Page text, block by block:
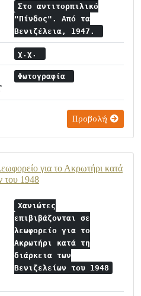
Στο αντιτορπιλικό
"Πίνδος". Από τα
Βενιζέλεια, 1947.
χ.χ.
Φωτογραφία
Προβολή
για το Ακρωτήρι κατά
του 1948
Χανιώτες
επιβιβάζονται σε
λεωφορείο για το
Ακρωτήρι κατά τη
διάρκεια των
Βενιζελείων του 1948